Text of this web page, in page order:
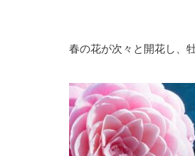
春の花が次々と開花し、